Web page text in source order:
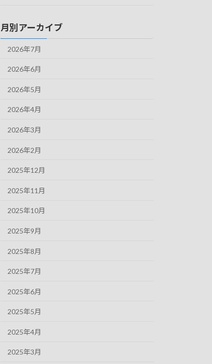
月別アーカイブ
2026年7月
2026年6月
2026年5月
2026年4月
2026年3月
2026年2月
2025年12月
2025年11月
2025年10月
2025年9月
2025年8月
2025年7月
2025年6月
2025年5月
2025年4月
2025年3月